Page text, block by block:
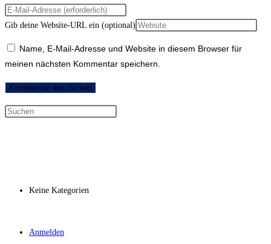
Gib deine Website-URL ein (optional)
Name, E-Mail-Adresse und Website in diesem Browser für
meinen nächsten Kommentar speichern.
Keine Kategorien
Anmelden